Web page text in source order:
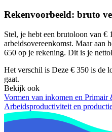
Rekenvoorbeeld: bruto
Stel, je hebt een brutoloon van €
arbeidsovereenkomst. Maar aan
650 op je rekening. Dit is je
Het verschil is Deze € 350 is de
gaat.
Bekijk ook
Vormen van inkomen en Primair
Arbeidsproductiviteit en